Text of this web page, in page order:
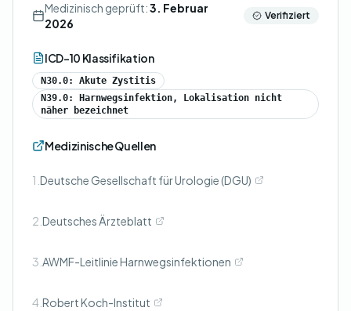
Medizinisch geprüft:3. Februar
2026
Verifiziert
ICD-10 Klassifikation
N30.0: Akute Zystitis
N39.0: Harnwegsinfektion, Lokalisation nicht
näher bezeichnet
Medizinische Quellen
1. Deutsche Gesellschaft für Urologie (DGU)
2. Deutsches Ärzteblatt
3. AWMF-Leitlinie Harnwegsinfektionen
4. Robert Koch-Institut